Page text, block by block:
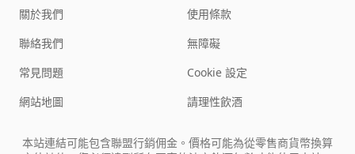
關於我們
聯絡我們
常見問題
網站地圖
使用條款
無障礙
Cookie 設定
請理性飲酒
本站連結可能包含聯盟行銷佣金。價格可能為從零售商貨幣換算